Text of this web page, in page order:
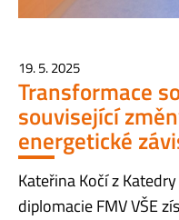
19. 5. 2025
Transformace
související
energetické
Kateřina Kočí z
diplomacie FMV VŠE